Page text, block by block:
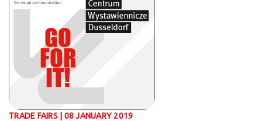
TRADE FAIRS | 08 JANUARY 2019